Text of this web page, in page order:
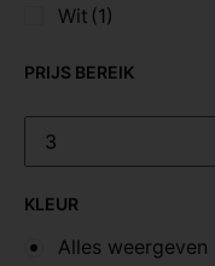
Wit (1)
PRIJS BEREIK
KLEUR
Alles weergeven